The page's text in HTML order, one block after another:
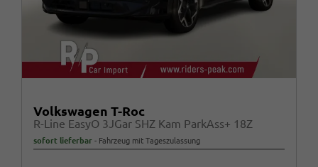
Volkswagen T-Roc
R-Line EasyO 3JGar SHZ Kam ParkAss+ 18Z
sofort lieferbar Fahrzeug mit Tageszulassung